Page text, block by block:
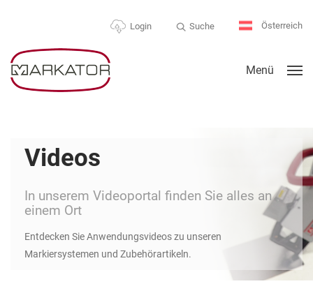
Login Suche Österreich
Menü
Videos
In unserem Videoportal finden Sie alles an
einem Ort
Entdecken Sie Anwendungsvideos zu unseren
Markiersystemen und Zubehörartikeln.